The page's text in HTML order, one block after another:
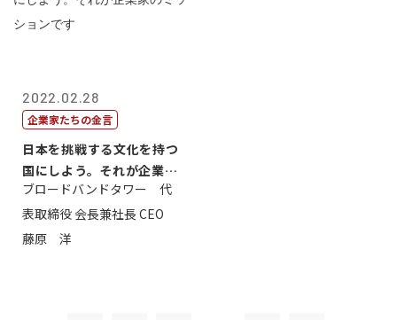
2022.02.28
企業家たちの金言
日本を挑戦する文化を持つ
国にしよう。それが企業家
のミッション...
ブロードバンドタワー 代
表取締役 会長兼社長 CEO
藤原 洋